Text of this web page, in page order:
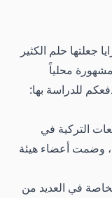
حلم الكثير
محلياً
للدراسة بها:
التركية في
وضمت أعضاء هيئة
في العديد من